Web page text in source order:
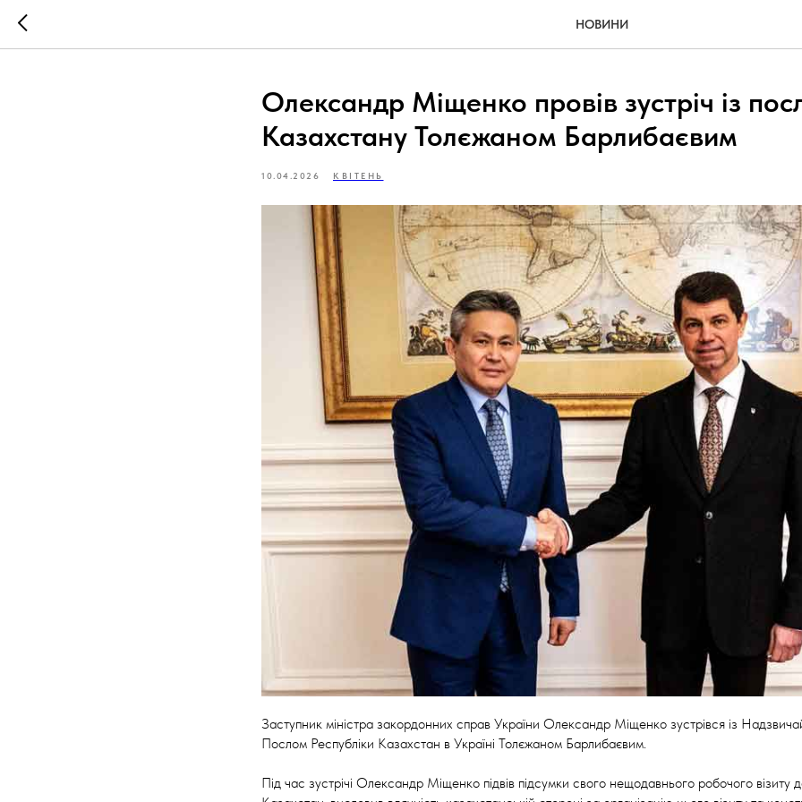
НОВИНИ
Олександр Міщенко провів зустріч із
Казахстану Толєжаном Барлибаєвим
10.04.2026 КВІТЕНЬ
Заступник міністра закордонних справ України Олександр Міщенко зустрівся із
Послом Республіки Казахстан в Україні Толєжаном Барлибаєвим.
Під час зустрічі Олександр Міщенко підвів підсумки свого нещодавнього робочого візиту